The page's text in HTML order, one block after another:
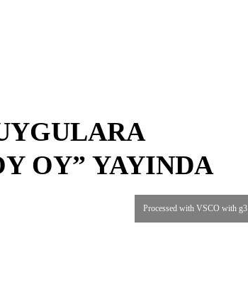
OY” YAYINDA
Processed with VSCO with g3